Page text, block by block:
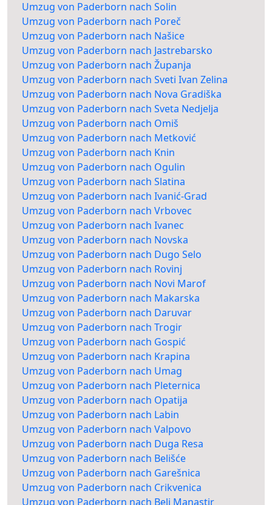
Umzug von Paderborn nach Solin
Umzug von Paderborn nach Poreč
Umzug von Paderborn nach Našice
Umzug von Paderborn nach Jastrebarsko
Umzug von Paderborn nach Županja
Umzug von Paderborn nach Sveti Ivan Zelina
Umzug von Paderborn nach Nova Gradiška
Umzug von Paderborn nach Sveta Nedjelja
Umzug von Paderborn nach Omiš
Umzug von Paderborn nach Metković
Umzug von Paderborn nach Knin
Umzug von Paderborn nach Ogulin
Umzug von Paderborn nach Slatina
Umzug von Paderborn nach Ivanić-Grad
Umzug von Paderborn nach Vrbovec
Umzug von Paderborn nach Ivanec
Umzug von Paderborn nach Novska
Umzug von Paderborn nach Dugo Selo
Umzug von Paderborn nach Rovinj
Umzug von Paderborn nach Novi Marof
Umzug von Paderborn nach Makarska
Umzug von Paderborn nach Daruvar
Umzug von Paderborn nach Trogir
Umzug von Paderborn nach Gospić
Umzug von Paderborn nach Krapina
Umzug von Paderborn nach Umag
Umzug von Paderborn nach Pleternica
Umzug von Paderborn nach Opatija
Umzug von Paderborn nach Labin
Umzug von Paderborn nach Valpovo
Umzug von Paderborn nach Duga Resa
Umzug von Paderborn nach Belišće
Umzug von Paderborn nach Garešnica
Umzug von Paderborn nach Crikvenica
Umzug von Paderborn nach Beli Manastir